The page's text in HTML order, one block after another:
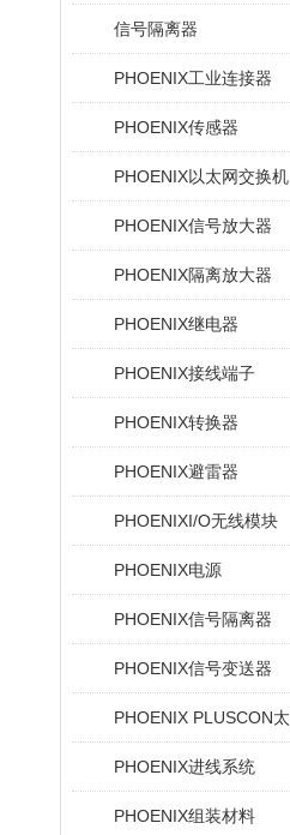
信号隔离器
PHOENIX工业连接器
PHOENIX传感器
PHOENIX以太网交换机
PHOENIX信号放大器
PHOENIX隔离放大器
PHOENIX继电器
PHOENIX接线端子
PHOENIX转换器
PHOENIX避雷器
PHOENIXI/O无线模块
PHOENIX电源
PHOENIX信号隔离器
PHOENIX信号变送器
PHOENIX进线系统
PHOENIX组装材料